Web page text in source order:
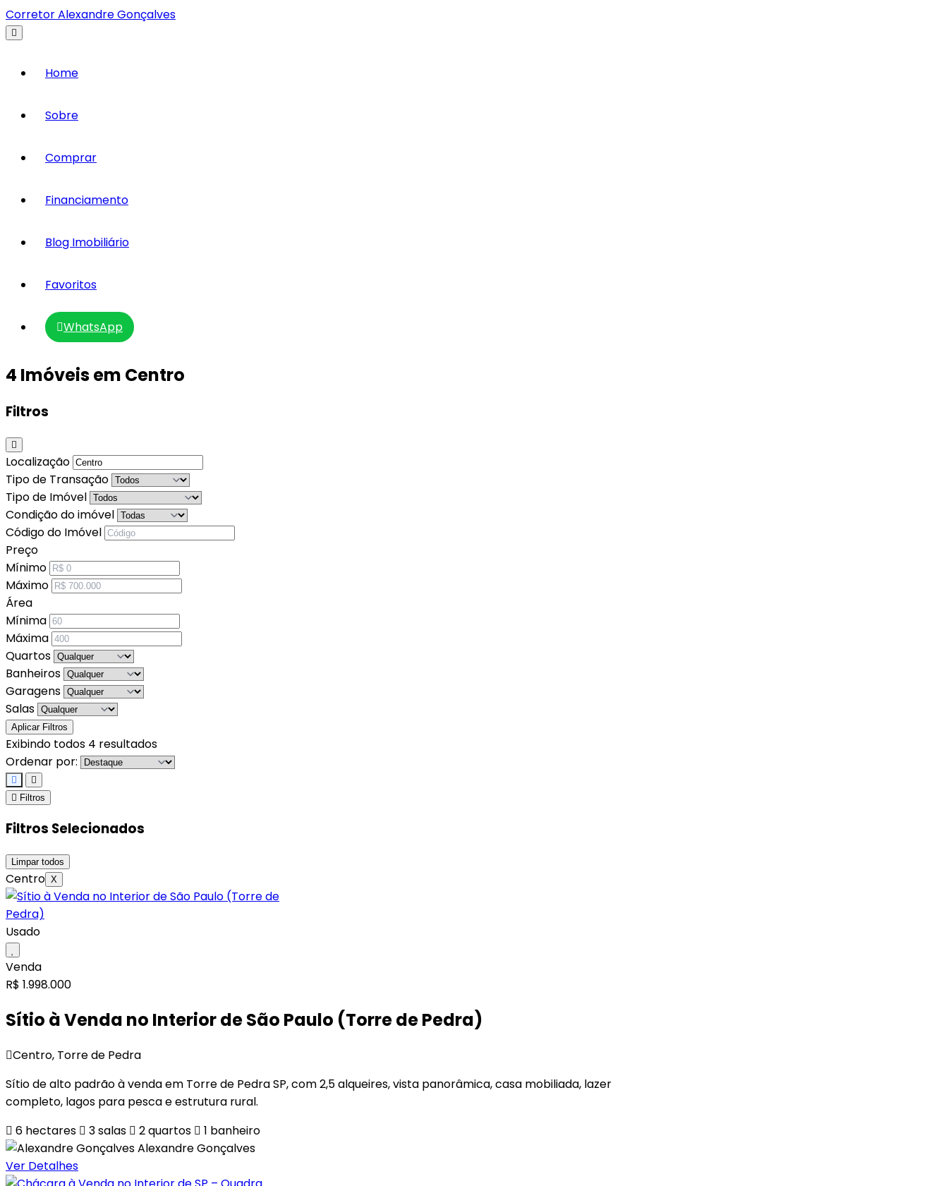
Corretor Alexandre Gonçalves
Home
Sobre
Comprar
Financiamento
Blog Imobiliário
Favoritos
WhatsApp
4 Imóveis em Centro
Filtros
Localização
Tipo de Transação
Tipo de Imóvel
Condição do imóvel
Código do Imóvel
Preço
Mínimo
Máximo
Área
Mínima
Máxima
Quartos
Banheiros
Garagens
Salas
Aplicar Filtros
Exibindo todos 4 resultados
Ordenar por:
Filtros
Filtros Selecionados
Limpar todos
Centro X
Usado
Venda
R$ 1.998.000
Sítio à Venda no Interior de São Paulo (Torre de Pedra)
Centro, Torre de Pedra
Sítio de alto padrão à venda em Torre de Pedra SP, com 2,5 alqueires, vista panorâmica, casa mobiliada, lazer
completo, lagos para pesca e estrutura rural.
6 hectares
3salas 2quartos 1 banheiro
Alexandre Gonçalves
Ver Detalhes